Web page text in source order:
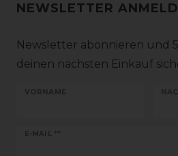
NEWSLETTER
Newsletter abonnieren und
deinen nächsten Einkauf
VORNAME
E-MAIL **
Newsletter